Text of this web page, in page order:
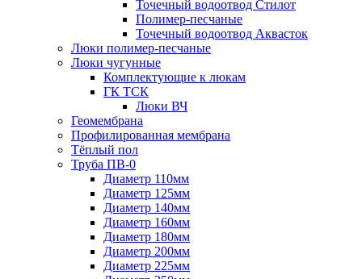
Точечный водоотвод Стилот
Полимер-песчаные
Точечный водоотвод Аквасток
Люки полимер-песчаные
Люки чугунные
Комплектующие к люкам
ГК ТСК
Люки ВЧ
Геомембрана
Профилированная мембрана
Тёплый пол
Труба ПВ-0
Диаметр 110мм
Диаметр 125мм
Диаметр 140мм
Диаметр 160мм
Диаметр 180мм
Диаметр 200мм
Диаметр 225мм